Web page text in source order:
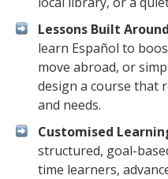
Lessons Built
learn Español to
move abroad, or
design a course that
and needs.
Customised
structured, goal-
time learners,